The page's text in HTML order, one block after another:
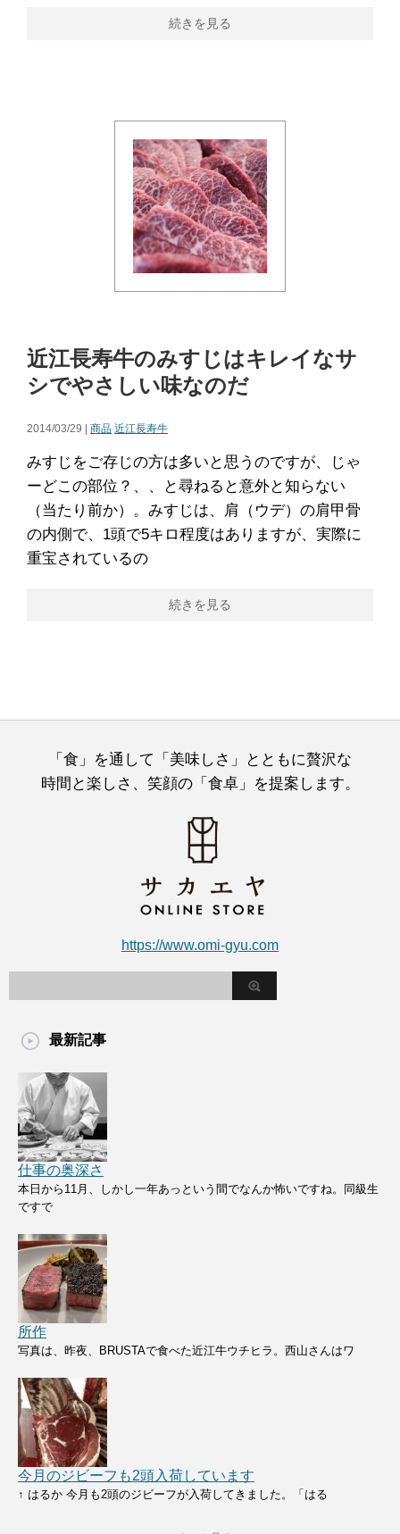
続きを見る
近江長寿牛のみすじはキレイなサ
シでやさしい味なのだ
2014/03/29 | 商品 近江長寿牛
みすじをご存じの方は多いと思うのですが、じゃ
ーどこの部位？、、と尋ねると意外と知らない
（当たり前か）。みすじは、肩（ウデ）の肩甲骨
の内側で、1頭で5キロ程度はありますが、実際に
重宝されているの
続きを見る
「食」を通して「美味しさ」とともに贅沢な
時間と楽しさ、笑顔の「食卓」を提案します。
https://www.omi-gyu.com
最新記事
仕事の奥深さ
本日から11月、しかし一年あっという間でなんか怖いですね。同級生
ですで
所作
写真は、昨夜、BRUSTAで食べた近江牛ウチヒラ。西山さんはワ
今月のジビーフも2頭入荷しています
↑ はるか 今月も2頭のジビーフが入荷してきました。「はる